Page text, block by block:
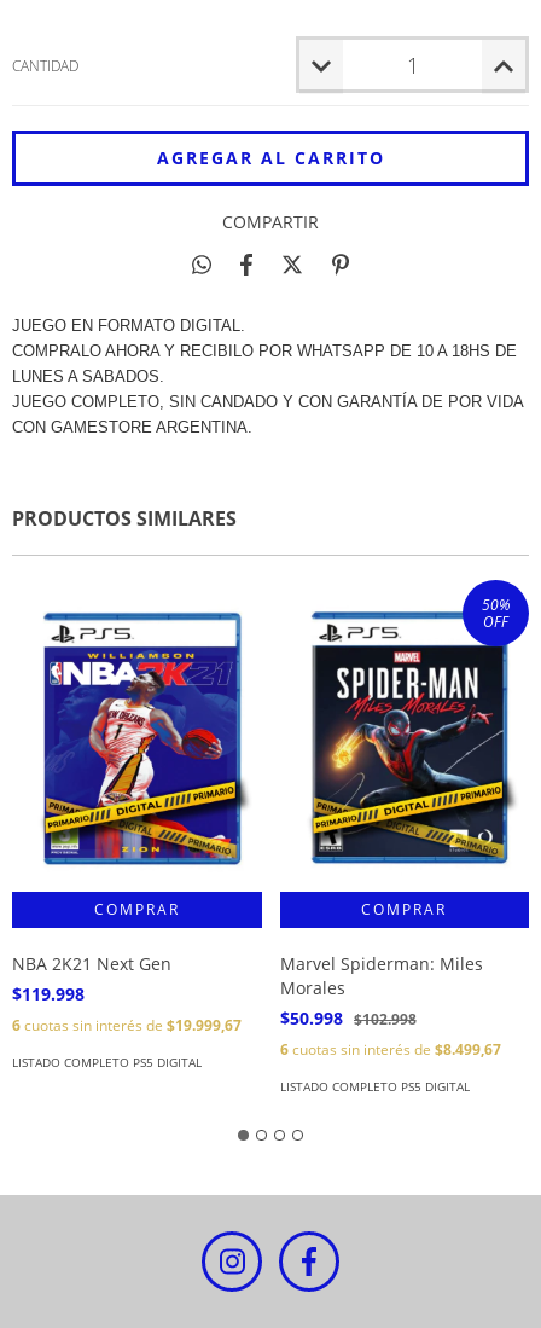
CANTIDAD
COMPARTIR
JUEGO EN FORMATO DIGITAL.
COMPRALO AHORA Y RECIBILO POR WHATSAPP DE 10 A 18HS DE
LUNES A SABADOS.
JUEGO COMPLETO, SIN CANDADO Y CON GARANTÍA DE POR VIDA
CON GAMESTORE ARGENTINA.
PRODUCTOS SIMILARES
NBA 2K21 Next Gen
$119.998
6cuotas sin interés de $19.999,67
LISTADO COMPLETO PS5 DIGITAL
50%
OFF
Marvel Spiderman: Miles
Morales
$50.998 $102.998
6cuotas sin interés de $8.499,67
LISTADO COMPLETO PS5 DIGITAL